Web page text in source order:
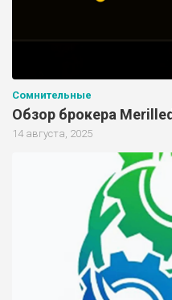
Сомнительные
Обзор брокера
14 августа, 2025